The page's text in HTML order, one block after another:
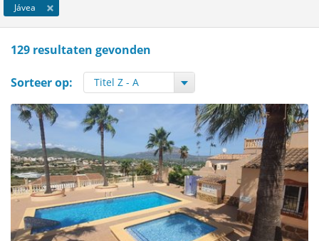
Jávea
129 resultaten gevonden
Sorteer op: